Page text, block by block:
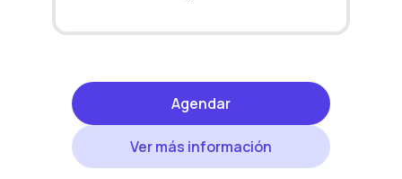
Agendar
Ver más información